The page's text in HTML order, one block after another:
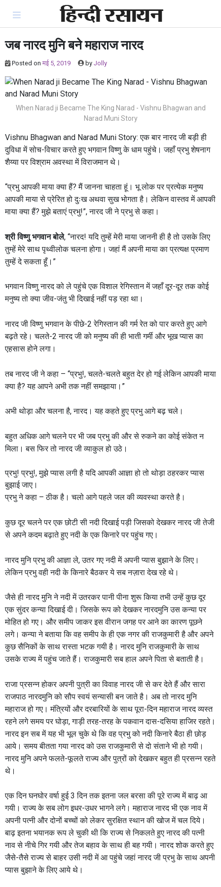
content
जब नारद मुनि बने महाराज नारद
Posted on मई 5, 2019 by Jolly
When Narad ji Became The King Narad - Vishnu Bhagwan and
Narad Muni Story
Vishnu Bhagwan and Narad Muni Story: एक बार नारद जी बड़ी ही
दुविधा में सोच-विचार करते हुए भगवान विष्णु के धाम पहुंचे। जहाँ प्रभु शेषनाग
शैय्या पर विश्राम अवस्था में विराजमान थे।
“प्रभु आपकी माया क्या हैं? मैं जानना चाहता हूं। भू लोक पर प्रत्येक मनुष्य
आपकी माया से प्रेरित हो दुःख अथवा सुख भोगता है। लेकिन वास्तव में आपकी
माया क्या हैं? मुझे बताएं प्रभु!”, नारद जी ने प्रभु से कहा।
श्री विष्णु भगवान बोले, “नारद! यदि तुम्हें मेरी माया जाननी ही है तो उसके लिए
तुम्हें मेरे साथ पृथ्वीलोक चलना होगा। जहां मैं अपनी माया का प्रत्यक्ष प्रमाण
तुम्हें दे सकता हूँ।”
भगवान विष्णु नारद को ले पहुंचे एक विशाल रेगिस्तान में जहाँ दूर-दूर तक कोई
मनुष्य तो क्या जीव-जंतु भी दिखाई नहीं पड़ रहा था।
नारद जी विष्णु भगवान के पीछे-2 रेगिस्तान की गर्म रेत को पार करते हुए आगे
बढ़ते रहे। चलते-2 नारद जी को मनुष्य की ही भाती गर्मी और भूख प्यास का
एहसास होने लगा।
तब नारद जी ने कहा – “प्रभु!, चलते-चलते बहुत देर हो गई लेकिन आपकी माया
क्या है? यह आपने अभी तक नहीं समझाया।”
अभी थोड़ा और चलना है, नारद। यह कहते हुए प्रभु आगे बढ़ चले।
बहुत अधिक आगे चलने पर भी जब प्रभु की और से रुकने का कोई संकेत न
मिला। बस फिर तो नारद जी व्याकुल हो उठे।
प्रभु! प्रभु!, मुझे प्यास लगी है यदि आपकी आज्ञा हो तो थोड़ा ठहरकर प्यास
बुझाई जाए।
प्रभु ने कहा – ठीक है। चलो आगे पहले जल की व्यवस्था करते है।
कुछ दूर चलने पर एक छोटी सी नदी दिखाई पड़ी जिसको देखकर नारद जी तेजी
से अपने कदम बढ़ाते हुए नदी के एक किनारे पर पहुंच गए।
नारद मुनि प्रभु की आज्ञा ले, उतर गए नदी में अपनी प्यास बुझाने के लिए।
लेकिन प्रभु वही नदी के किनारे बैठकर ये सब नज़ारा देख रहे थे।
जैसे ही नारद मुनि ने नदी में उतरकर पानी पीना शुरू किया तभी उन्हें कुछ दूर
एक सुंदर कन्या दिखाई दी। जिसके रूप को देखकर नारदमुनि उस कन्या पर
मोहित हो गए। और समीप जाकर इस वीरान जगह पर आने का कारण पूछने
लगे। कन्या ने बताया कि वह समीप के ही एक नगर की राजकुमारी है और अपने
कुछ सैनिकों के साथ रास्ता भटक गयी है। नारद मुनि राजकुमारी के साथ
उसके राज्य में पहुंच जाते हैं। राजकुमारी सब हाल अपने पिता से बताती है।
राजा प्रसन्न होकर अपनी पुत्री का विवाह नारद जी से कर देते हैं और सारा
राजपाठ नारदमुनि को सौप स्वयं सन्यासी बन जाते है। अब तो नारद मुनि
महाराज हो गए। मंत्रियों और दरबारियों के साथ पूरा-दिन महाराज नारद व्यस्त
रहने लगे समय पर घोड़ा, गाड़ी तरह-तरह के पकवान दास-दसिया हाजिर रहते।
नारद इन सब में यह भी भूल चुके थे कि वह प्रभु को नदी किनारे बैठा ही छोड़
आये। समय बीतता गया नारद को उस राजकुमारी से दो संताने भी हो गयी।
नारद मुनि अपने फलते-फूलते राज्य और पुत्रों को देखकर बहुत ही प्रसन्न रहते
थे।
एक दिन घनघोर वर्षा हुई 3 दिन तक इतना जल बरसा की पूरे राज्य में बाढ़ आ
गयी। राज्य के सब लोग इधर-उधर भागने लगे। महाराज नारद भी एक नाव में
अपनी पत्नी और दोनों बच्चों को लेकर सुरक्षित स्थान की खोज में चल दिये।
बाढ़ इतना भयानक रूप ले चुकी थी कि राज्य से निकलते हुए नारद की पत्नी
नाव से नीचे गिर गयी और तेज बहाव के साथ ही बह गयी। नारद शोक करते हुए
जैसे-तैसे राज्य से बाहर उसी नदी में आ पहुंचे जहां नारद जी प्रभु के साथ अपनी
प्यास बुझाने के लिए आये थे।